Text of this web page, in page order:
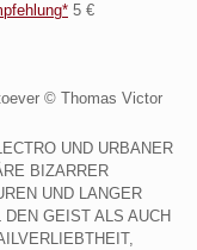
5 €
© Thomas Victor
UND URBANER
BIZARRER
UND LANGER
GEIST ALS AUCH